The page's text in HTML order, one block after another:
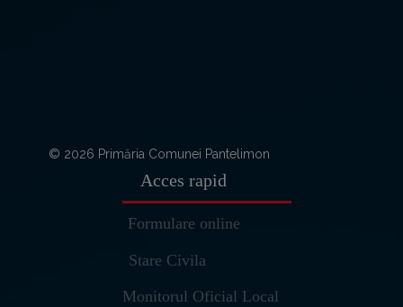
© 2026 Primăria Comunei Pantelimon
Acces rapid
Formulare online
Stare Civila
Monitorul Oficial Local